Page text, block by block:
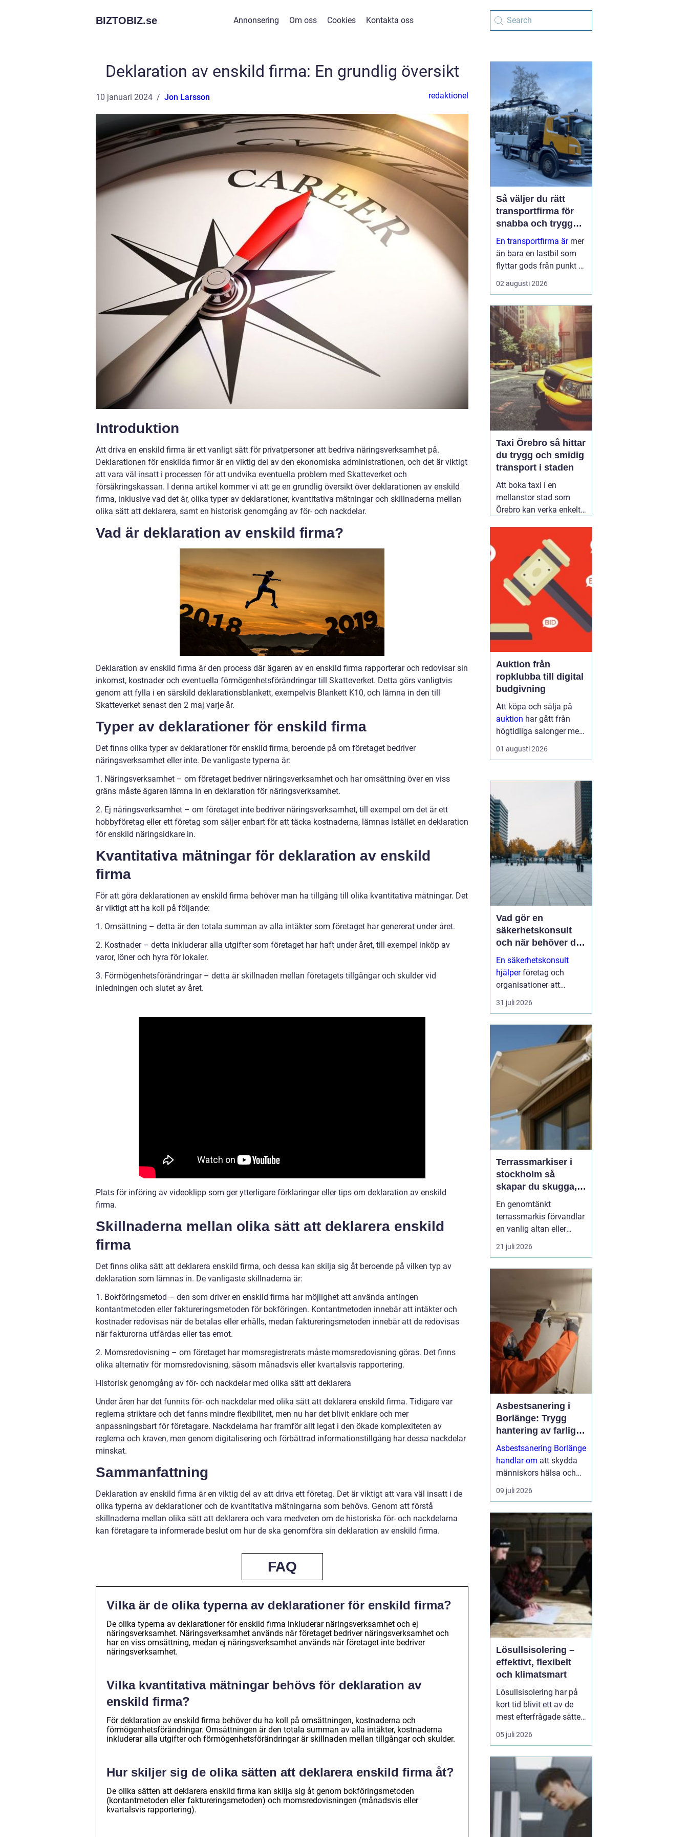
BIZTOBIZ.se Annonsering Om oss Cookies Kontakta oss
Deklaration av enskild firma: En grundlig översikt
10 januari 2024 Jon Larsson redaktionel
Introduktion
Att driva en enskild firma är ett vanligt sätt för privatpersoner att bedriva näringsverksamhet på.
Deklarationen för enskilda firmor är en viktig del av den ekonomiska administrationen, och det är viktigt
att vara väl insatt i processen för att undvika eventuella problem med Skatteverket och
försäkringskassan. I denna artikel kommer vi att ge en grundlig översikt över deklarationen av enskild
firma, inklusive vad det är, olika typer av deklarationer, kvantitativa mätningar och skillnaderna mellan
olika sätt att deklarera, samt en historisk genomgång av för- och nackdelar.
Vad är deklaration av enskild firma?
Deklaration av enskild firma är den process där ägaren av en enskild firma rapporterar och redovisar sin
inkomst, kostnader och eventuella förmögenhetsförändringar till Skatteverket. Detta görs vanligtvis
genom att fylla i en särskild deklarationsblankett, exempelvis Blankett K10, och lämna in den till
Skatteverket senast den 2 maj varje år.
Typer av deklarationer för enskild firma
Det finns olika typer av deklarationer för enskild firma, beroende på om företaget bedriver
näringsverksamhet eller inte. De vanligaste typerna är:
1. Näringsverksamhet – om företaget bedriver näringsverksamhet och har omsättning över en viss
gräns måste ägaren lämna in en deklaration för näringsverksamhet.
2. Ej näringsverksamhet – om företaget inte bedriver näringsverksamhet, till exempel om det är ett
hobbyföretag eller ett företag som säljer enbart för att täcka kostnaderna, lämnas istället en deklaration
för enskild näringsidkare in.
Kvantitativa mätningar för deklaration av enskild
firma
För att göra deklarationen av enskild firma behöver man ha tillgång till olika kvantitativa mätningar. Det
är viktigt att ha koll på följande:
1. Omsättning – detta är den totala summan av alla intäkter som företaget har genererat under året.
2. Kostnader – detta inkluderar alla utgifter som företaget har haft under året, till exempel inköp av
varor, löner och hyra för lokaler.
3. Förmögenhetsförändringar – detta är skillnaden mellan företagets tillgångar och skulder vid
inledningen och slutet av året.
Plats för införing av videoklipp som ger ytterligare förklaringar eller tips om deklaration av enskild
firma.
Skillnaderna mellan olika sätt att deklarera enskild
firma
Det finns olika sätt att deklarera enskild firma, och dessa kan skilja sig åt beroende på vilken typ av
deklaration som lämnas in. De vanligaste skillnaderna är:
1. Bokföringsmetod – den som driver en enskild firma har möjlighet att använda antingen
kontantmetoden eller faktureringsmetoden för bokföringen. Kontantmetoden innebär att intäkter och
kostnader redovisas när de betalas eller erhålls, medan faktureringsmetoden innebär att de redovisas
när fakturorna utfärdas eller tas emot.
2. Momsredovisning – om företaget har momsregistrerats måste momsredovisning göras. Det finns
olika alternativ för momsredovisning, såsom månadsvis eller kvartalsvis rapportering.
Historisk genomgång av för- och nackdelar med olika sätt att deklarera
Under åren har det funnits för- och nackdelar med olika sätt att deklarera enskild firma. Tidigare var
reglerna striktare och det fanns mindre flexibilitet, men nu har det blivit enklare och mer
anpassningsbart för företagare. Nackdelarna har framför allt legat i den ökade komplexiteten av
reglerna och kraven, men genom digitalisering och förbättrad informationstillgång har dessa nackdelar
minskat.
Sammanfattning
Deklaration av enskild firma är en viktig del av att driva ett företag. Det är viktigt att vara väl insatt i de
olika typerna av deklarationer och de kvantitativa mätningarna som behövs. Genom att förstå
skillnaderna mellan olika sätt att deklarera och vara medveten om de historiska för- och nackdelarna
kan företagare ta informerade beslut om hur de ska genomföra sin deklaration av enskild firma.
FAQ
Vilka är de olika typerna av deklarationer för enskild firma?
De olika typerna av deklarationer för enskild firma inkluderar näringsverksamhet och ej
näringsverksamhet. Näringsverksamhet används när företaget bedriver näringsverksamhet och
har en viss omsättning, medan ej näringsverksamhet används när företaget inte bedriver
näringsverksamhet.
Vilka kvantitativa mätningar behövs för deklaration av
enskild firma?
För deklaration av enskild firma behöver du ha koll på omsättningen, kostnaderna och
förmögenhetsförändringar. Omsättningen är den totala summan av alla intäkter, kostnaderna
inkluderar alla utgifter och förmögenhetsförändringar är skillnaden mellan tillgångar och skulder.
Hur skiljer sig de olika sätten att deklarera enskild firma åt?
De olika sätten att deklarera enskild firma kan skilja sig åt genom bokföringsmetoden
(kontantmetoden eller faktureringsmetoden) och momsredovisningen (månadsvis eller
kvartalsvis rapportering).
Så väljer du rätt
transportfirma för
snabba och trygga
leveranser
En transportfirma ärmer
än bara en lastbil som
flyttar gods från punkt A
till punkt B. För många
företag är den en
verksamheten ett nav
som påverkar
kundnöjdhet, lönsamhet
och miljöpåverkan. ...
02 augusti 2026
Taxi Örebro så hittar
du trygg och smidig
transport i staden
Att boka taxi i en
mellanstor stad som
Örebro kan verka enkelt.
och slippa fundera över
priset i efterhand. Därför
blir valet av bolag
viktigare än man först
tror. Den som jämför
alternativ för
02 augusti
2026
Auktion från
ropklubba till digital
budgivning
Att köpa och sälja på
auktion har gått från
högtidliga salonger med
ropande utropare till
snabba klick på mobilen
har förändrats, men
kärnan är densamma:
mötet mellan säljare
som vill få u...
01 augusti 2026
Vad gör en
säkerhetskonsult
och när behöver du
en?
En säkerhetskonsult
hjälperföretag och
organisationer att
förebygga inbrott,
sabotage och andra
och verksamheter. Fokus
ligger på fysisk säkerhet:
väggar, dörrar, glas, p...
31 juli 2026
Terrassmarkiser i
stockholm så
skapar du skugga,
stil och komfort på
uteplatsen
En genomtänkt
terrassmarkis förvandlar
en vanlig altan eller
uteplats till ett extra rum
under sommarhalvåret. I
där solen kan steka hårt
ena dagen och vinden ta
i nästa, är rätt solskydd
avgörande för att
uteplatsen ska använd...
21 juli 2026
Asbestsanering i
Borlänge: Trygg
hantering av farliga
fibrer
Asbestsanering Borlänge
handlar om att skydda
människors hälsa och
skapa säkra miljöer i
bostäder, skolor,
Nä...
09 juli 2026
Lösullsisolering –
effektivt, flexibelt
och klimatsmart
Lösullsisolering har på
kort tid blivit ett av de
mest efterfrågade sätten
att isolera vindar, tak och
svåråtkomliga
bygger på att man blåser
in isolerande material
ofta cellulosa, tr&au...
05 juli 2026